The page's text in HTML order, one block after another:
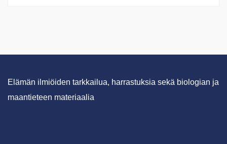
Elämän ilmiöiden tarkkailua, harrastuksia sekä biologian ja
maantieteen materiaalia